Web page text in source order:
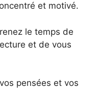
et motivé.
le temps de
et de vous
pensées et vos